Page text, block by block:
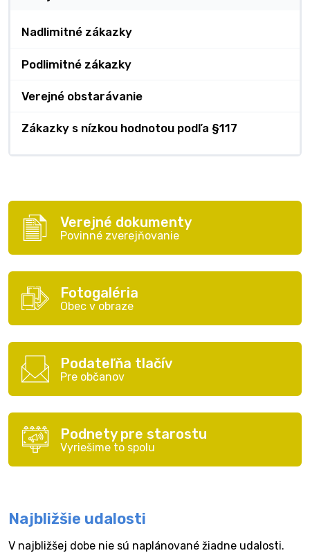
Nadlimitné zákazky
Podlimitné zákazky
Verejné obstarávanie
Zákazky s nízkou hodnotou podľa §117
Verejné dokumenty
Povinné zverejňovanie
Fotogaléria
Obec v obraze
Podateľňa tlačív
Pre občanov
Podnety pre starostu
Vyriešime to spolu
Najbližšie udalosti
V najbližšej dobe nie sú naplánované žiadne udalosti.